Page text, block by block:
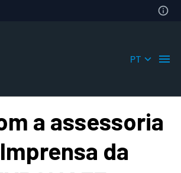
PT
a assessoria
da